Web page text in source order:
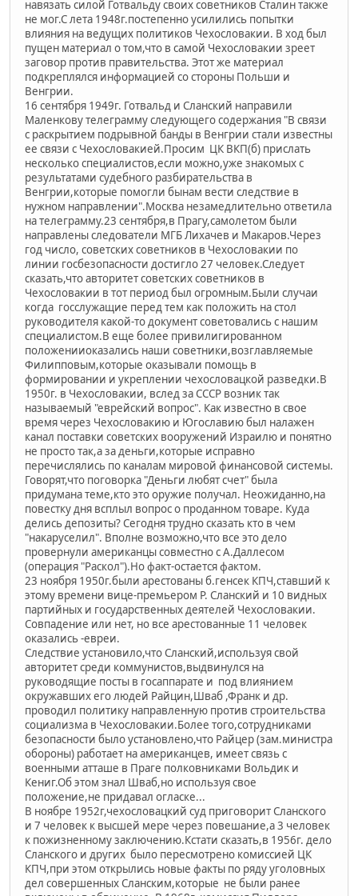
навязать силой Готвальду своих советников Сталин также
не мог.С лета 1948г.постепенно усилились попытки
влияния на ведущих политиков Чехословакии. В ход был
пущен материал о том,что в самой Чехословакии зреет
заговор против правительства. Этот же материал
подкреплялся информацией со стороны Польши и
Венгрии.
16 сентября 1949г. Готвальд и Сланский направили
Маленкову телеграмму следующего содержания "В связи
с раскрытием подрывной банды в Венгрии стали известны
ее связи с Чехословакией.Просим ЦК ВКП(б) прислать
несколько специалистов,если можно,уже знакомых с
результатами судебного разбирательства в
Венгрии,которые помогли бынам вести следствие в
нужном направлении".Москва незамедлительно ответила
на телеграмму.23 сентября,в Прагу,самолетом были
направлены следователи МГБ Лихачев и Макаров.Через
год число, советских советников в Чехословакии по
линии госбезопасности достигло 27 человек.Следует
сказать,что авторитет советских советников в
Чехословакии в тот период был огромным.Были случаи
когда госслужащие перед тем как положить на стол
руководителя какой-то документ советовались с нашим
специалистом.В еще более привилигированном
положенииоказались наши советники,возглавляемые
Филипповым,которые оказывали помощь в
формировании и укреплении чехословацкой разведки.В
1950г. в Чехословакии, вслед за СССР возник так
называемый "еврейский вопрос". Как известно в свое
время через Чехословакию и Югославию был налажен
канал поставки советских вооружений Израилю и понятно
не просто так,а за деньги,которые исправно
перечислялись по каналам мировой финансовой системы.
Говорят,что поговорка "Деньги любят счет" была
придумана теме,кто это оружие получал. Неожиданно,на
повестку дня всплыл вопрос о проданном товаре. Куда
делись депозиты? Сегодня трудно сказать кто в чем
"накаруселил". Вполне возможно,что все это дело
провернули американцы совместно с А.Даллесом
(операция "Раскол").Но факт-остается фактом.
23 ноября 1950г.были арестованы б.генсек КПЧ,ставший к
этому времени вице-премьером Р. Сланский и 10 видных
партийных и государственных деятелей Чехословакии.
Совпадение или нет, но все арестованные 11 человек
оказались -евреи.
Следствие установило,что Сланский,используя свой
авторитет среди коммунистов,выдвинулся на
руководящие посты в госаппарате и под влиянием
окружавших его людей Райцин,Шваб ,Франк и др.
проводил политику направленную против строительства
социализма в Чехословакии.Более того,сотрудниками
безопасности было установлено,что Райцер (зам.министра
обороны) работает на американцев, имеет связь с
военными атташе в Праге полковниками Вольдик и
Кениг.Об этом знал Шваб,но используя свое
положение,не придавал огласке...
В ноябре 1952г,чехословацкий суд приговорит Сланского
и 7 человек к высшей мере через повешание,а 3 человек
к пожизненному заключению.Кстати сказать,в 1956г. дело
Сланского и других было пересмотрено комиссией ЦК
КПЧ,при этом открылись новые факты по ряду уголовных
дел совершенных Сланским,которые не были ранее